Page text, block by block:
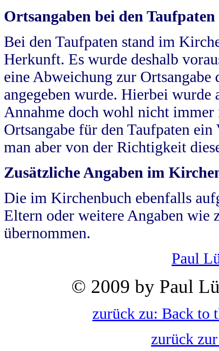
Ortsangaben bei den Taufpaten
Bei den Taufpaten stand im
Herkunft. Es wurde deshalb
eine Abweichung zur
angegeben wurde. Hierbei wurde
Annahme doch wohl nicht
Ortsangabe für den Taufpaten
man aber von der Richtigkeit
Zusätzliche Angaben im
Die im Kirchenbuch ebenfalls
Eltern oder weitere Angaben wie
übernommen.
Paul
© 2009 by Paul
zurück zu: Back to
zurück